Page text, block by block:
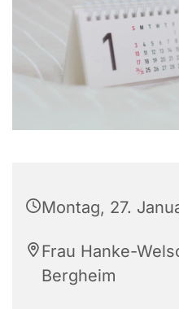
Montag, 27.
Frau Hanke-
Bergheim